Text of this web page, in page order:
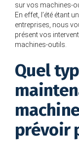
sur vos machines-
En effet, l’été étant
entreprises, nous
présent vos
machines-outils.
Quel
prévoir